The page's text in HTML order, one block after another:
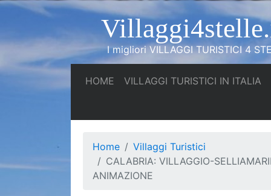
I migliori VILLAGGI TURISTICI 4
HOME (current)
VILLAGGI TURISTICI IN ITALIA
Home
Villaggi Turistici
CALABRIA: VILLAGGIO-
ANIMAZIONE